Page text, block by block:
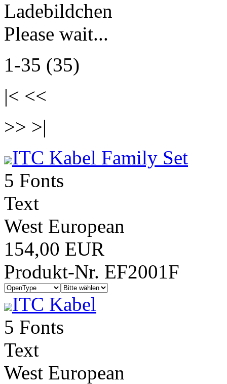
Please wait...
1-35 (35)
|< <<
>> >|
ITC Kabel Family Set
5 Fonts
Text
West European
154,00 EUR
Produkt-Nr. EF2001F
ITC Kabel
5 Fonts
Text
West European